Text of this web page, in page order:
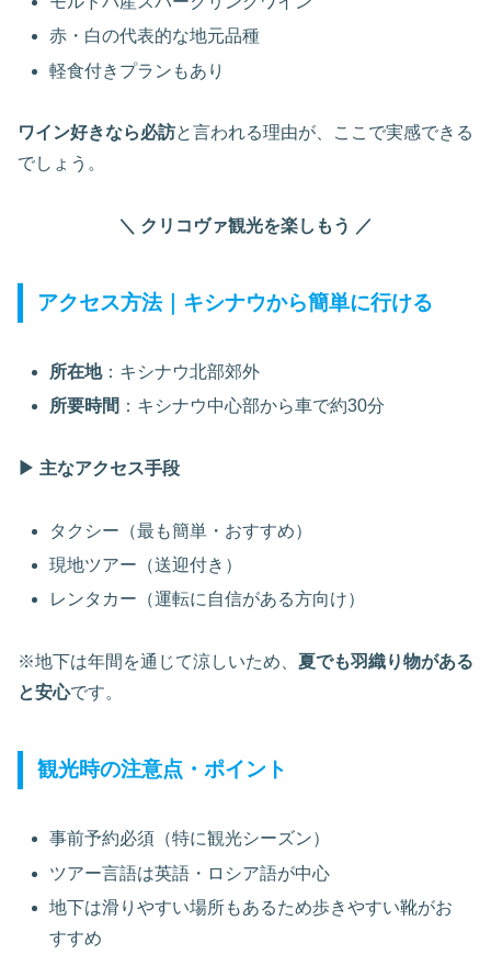
赤・白の代表的な地元品種
軽食付きプランもあり
ワイン好きなら必訪と言われる理由が、ここで実感できる
でしょう。
＼ クリコヴァ観光を楽しもう ／
アクセス方法｜キシナウから簡単に行ける
所在地：キシナウ北部郊外
所要時間 ：キシナウ中心部から車で約30分
▶ 主なアクセス手段
タクシー（最も簡単・おすすめ）
現地ツアー（送迎付き）
レンタカー（運転に自信がある方向け）
※地下は年間を通じて涼しいため、 夏でも羽織り物がある
と安心です。
観光時の注意点・ポイント
事前予約必須（特に観光シーズン）
ツアー言語は英語・ロシア語が中心
地下は滑りやすい場所もあるため歩きやすい靴がお
すすめ